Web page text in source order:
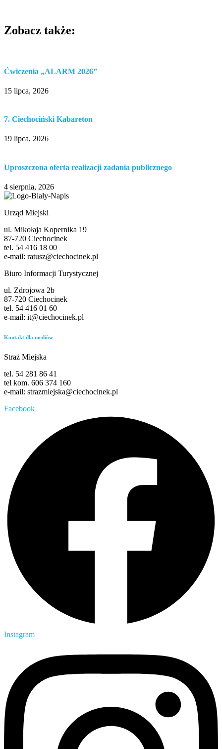
Zobacz także:
Ćwiczenia „ALARM 2026”
15 lipca, 2026
7. Ciechociński Kabareton
19 lipca, 2026
Uproszczona oferta realizacji zadania publicznego
4 sierpnia, 2026
Urząd Miejski
ul. Mikołaja Kopernika 19
87-720 Ciechocinek
tel. 54 416 18 00
e-mail: ratusz@ciechocinek.pl
Biuro Informacji Turystycznej
ul. Zdrojowa 2b
87-720 Ciechocinek
tel. 54 416 01 60
e-mail: it@ciechocinek.pl
Kontakt dla mediów
Straż Miejska
tel. 54 281 86 41
tel kom. 606 374 160
e-mail: strazmiejska@ciechocinek.pl
Facebook
Instagram